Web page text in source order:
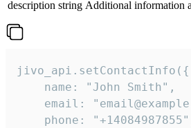
description string Additional information
jivo_api.setContactInfo({
    name: "John Smith",
email:
phone: